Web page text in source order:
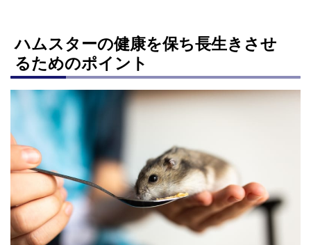
ハムスターの健康を保ち長生きさせ
るためのポイント